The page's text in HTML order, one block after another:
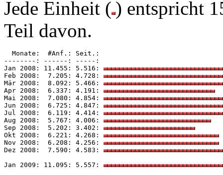
Jede Einheit ( ) entspricht
Teil davon.
  Monate:  #Anf.: Seit.:
--------: ------: -----:
Jan 2008: 11.455: 5.516:
Feb 2008:  7.205: 4.728:
Mär 2008:  8.092: 5.466:
Apr 2008:  6.337: 4.191:
Mai 2008:  7.080: 4.854:
Jun 2008:  6.725: 4.847:
Jul 2008:  6.119: 4.414:
Aug 2008:  5.767: 4.006:
Sep 2008:  5.202: 3.402:
Okt 2008:  6.221: 4.268:
Nov 2008:  6.208: 4.256:
Dez 2008:  7.590: 4.583:
Jan 2009: 11.095: 5.557: